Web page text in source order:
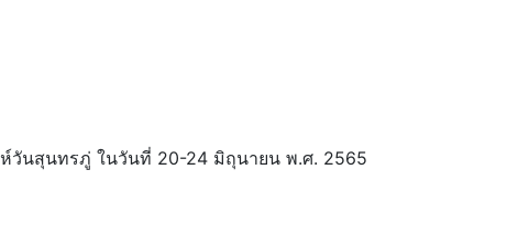
ห์วันสุนทรภู่ ในวันที่ 20-24 มิถุนายน พ.ศ. 2565